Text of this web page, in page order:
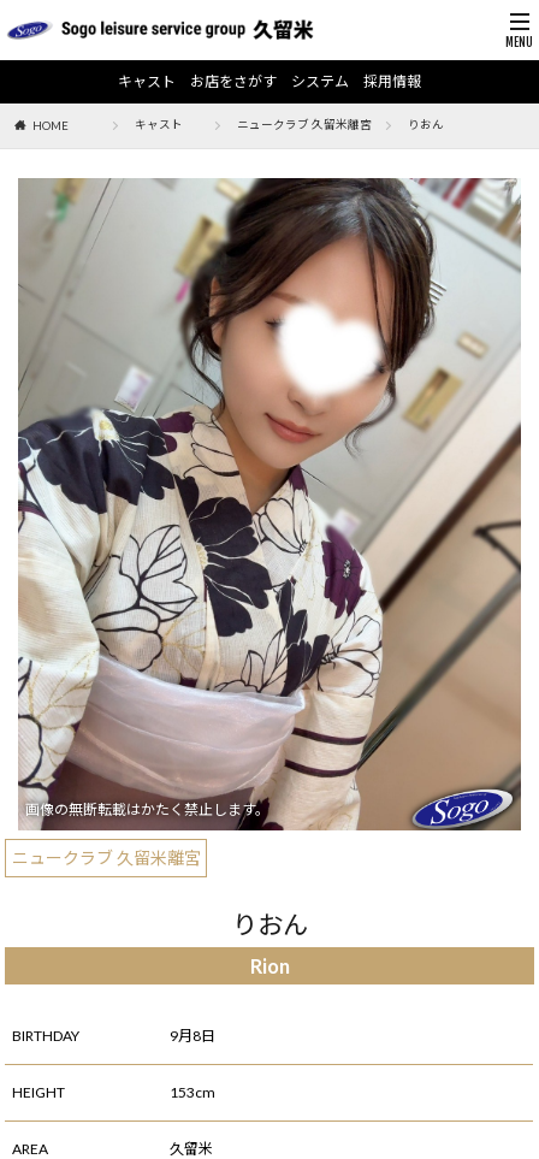
キャスト お店をさがす システム 採用情報
HOME キャスト ニュークラブ 久留米離宮 りおん
ニュークラブ 久留米離宮
りおん
Rion
BIRTHDAY 9月8日
HEIGHT 153cm
AREA 久留米